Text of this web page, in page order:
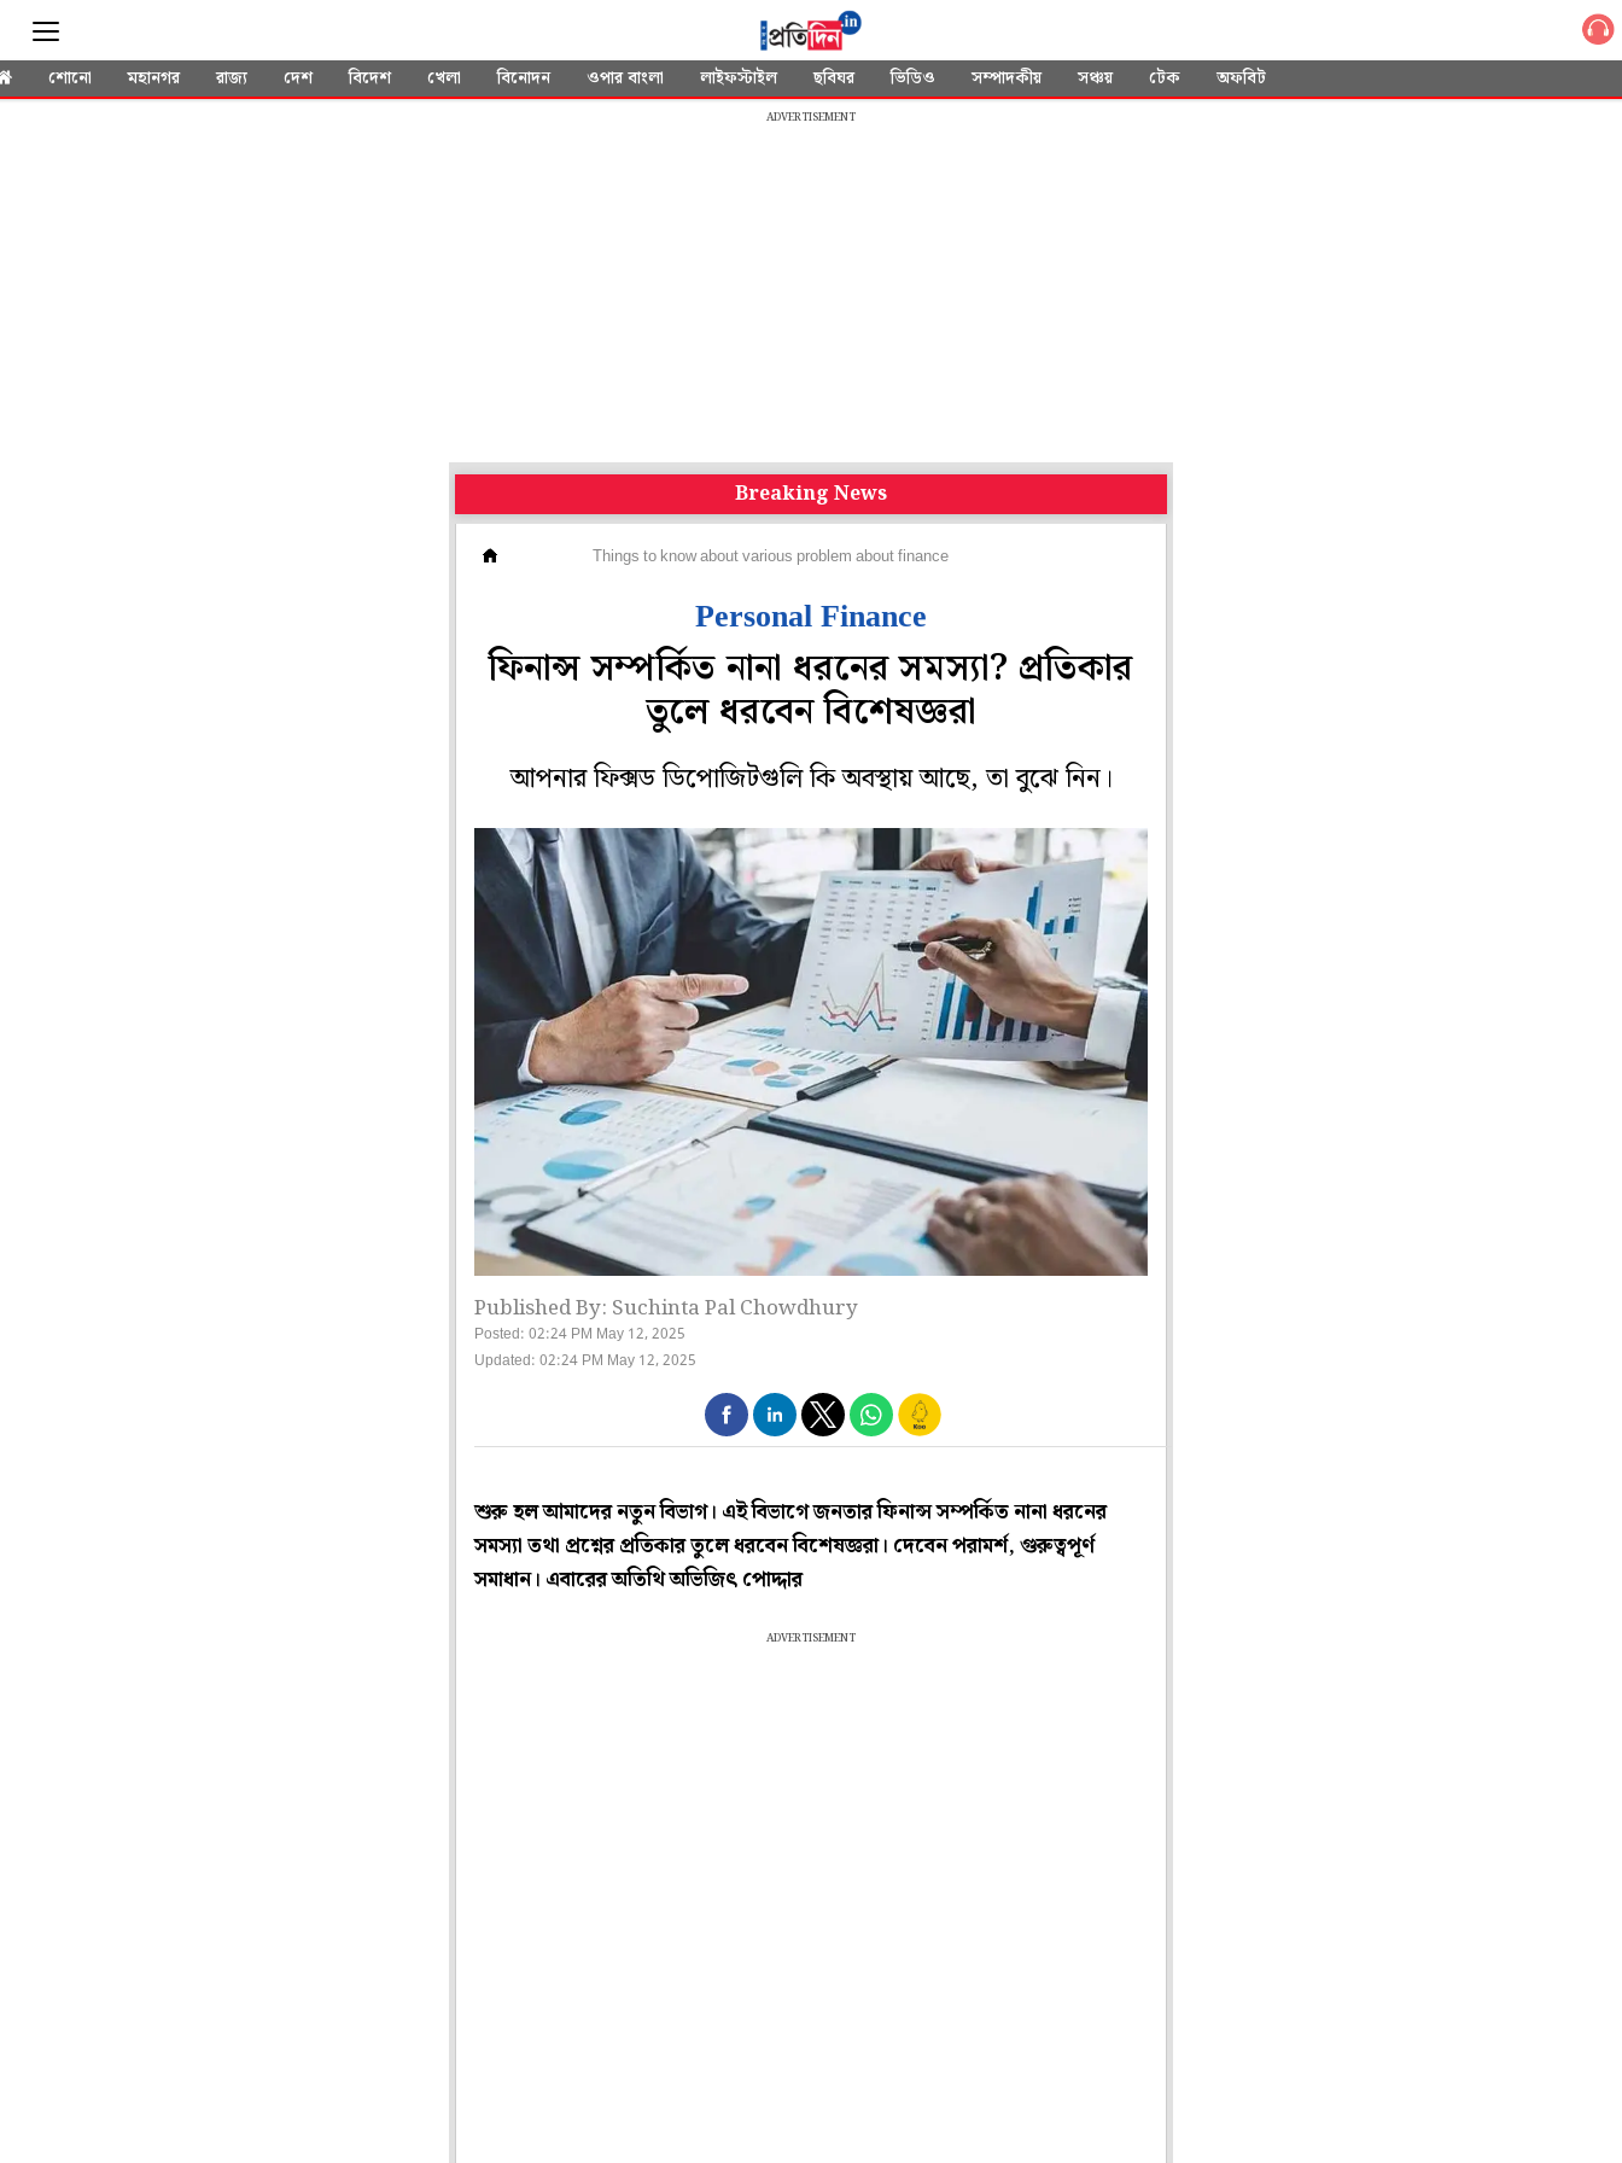
শোনো মহানগর রাজ্য দেশ বিদেশ খেলা বিনোদন ওপার বাংলা লাইফস্টাইল ছবিঘর ভিডিও সম্পাদকীয় সঞ্চয় টেক অফবিট
ADVERTISEMENT
Breaking News
Things to know about various problem about finance
Personal Finance
ফিনান্স সম্পর্কিত নানা ধরনের সমস্যা? প্রতিকার
তুলে ধরবেন বিশেষজ্ঞরা
আপনার ফিক্সড ডিপোজিটগুলি কি অবস্থায় আছে, তা বুঝে নিন।
Published By: Suchinta Pal Chowdhury
Posted: 02:24 PM May 12, 2025
Updated: 02:24 PM May 12, 2025
শুরু হল আমাদের নতুন বিভাগ। এই বিভাগে জনতার ফিনান্স সম্পর্কিত নানা ধরনের
সমস্যা তথা প্রশ্নের প্রতিকার তুলে ধরবেন বিশেষজ্ঞরা। দেবেন পরামর্শ, গুরুত্বপূর্ণ
সমাধান। এবারের অতিথিঅভিজিৎ পোদ্দার
ADVERTISEMENT